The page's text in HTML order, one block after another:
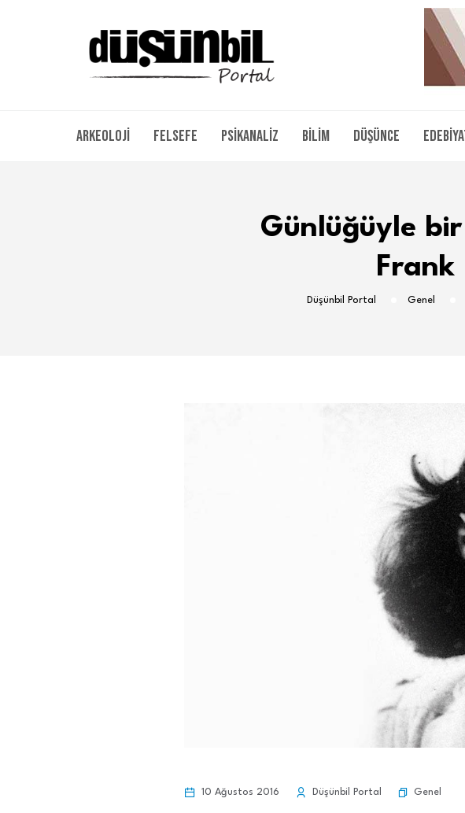
Arkeoloji Felsefe Psikanaliz Bilim Düşünce
Günlüğüyle bir
Frank
Düşünbil Portal Genel
10 Ağustos 2016 Düşünbil Portal Genel